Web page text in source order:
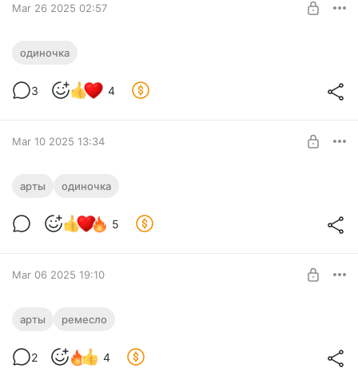
Mar 26 2025 02:57
Наконец-то оформление книги
Level required:
Автору на кофе
одиночка
3 4
Mar 10 2025 13:34
У второго трёхтомника другой
Level required:
Автору на кофе
арты одиночка
5
Mar 06 2025 19:10
Потихоньку идёт работа над комиксом
Level required:
Автору на кофе
арты ремесло
2 4